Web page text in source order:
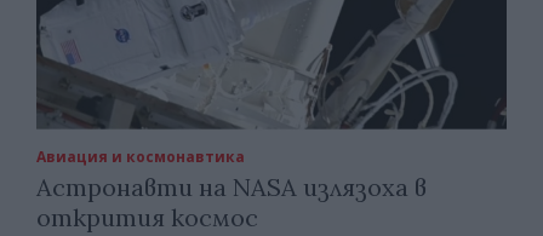
Авиация и космонавтика
Астронавти на NASA излязоха в
открития космос